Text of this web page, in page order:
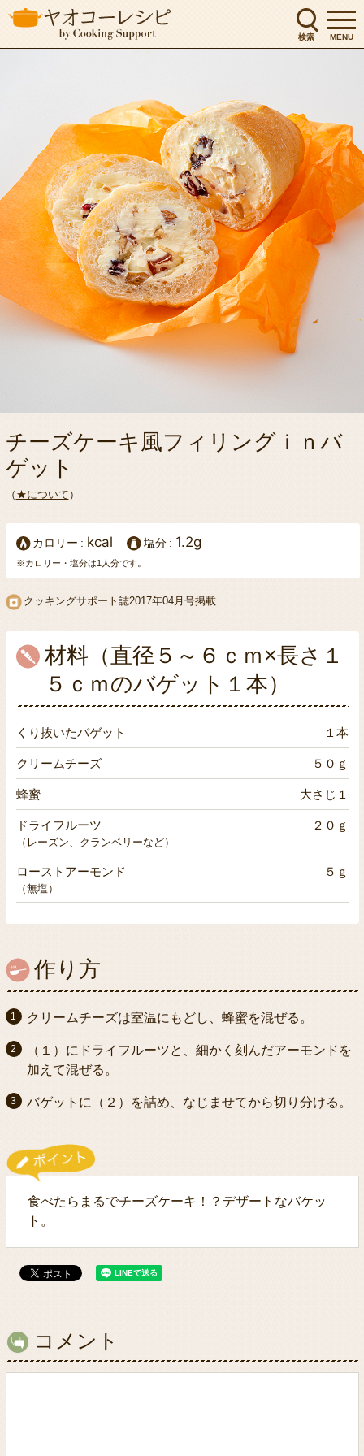
検索 MENU
チーズケーキ風フィリングｉｎバ
ゲット
（ ★について ）
カロリー kcal 塩分 1.2g
※カロリー・塩分は1人分です。
クッキングサポート誌2017年04月号掲載
材料（直径５～６ｃｍ×長さ１
５ｃｍのバゲット１本）
くり抜いたバゲット １本
クリームチーズ ５０ｇ
蜂蜜 大さじ１
ドライフルーツ ２０ｇ
（レーズン、クランベリーなど）
ローストアーモンド ５ｇ
（無塩）
作り方
クリームチーズは室温にもどし、蜂蜜を混ぜる。
（１）にドライフルーツと、細かく刻んだアーモンドを
加えて混ぜる。
バゲットに（２）を詰め、なじませてから切り分ける。
食べたらまるでチーズケーキ！？デザートなバケッ
ト。
コメント